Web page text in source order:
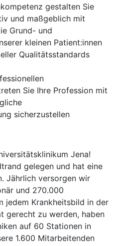
gestalten Sie
und maßgeblich mit
Grund- und
kleinen Patient:innen
Qualitätsstandards
Sie Ihre Profession mit
sicherzustellen
Jena!
gelegen und hat eine
Jährlich versorgen wir
und 270.000
jedem Krankheitsbild in der
gerecht zu werden, haben
auf 60 Stationen in
1.600 Mitarbeitenden